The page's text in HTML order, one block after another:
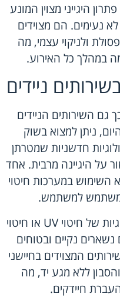
היגייני מצוין המונע
נעימים. הם מצוידים
ולניקוי עצמי, מה
במהלך כל האירוע.
ניידים
גם השירותים הניידים
ניתן למצוא בשוק
חדשניות שמטרתן
על היגיינה מרבית. אחד
השימוש במערכות חיטוי
משתמש למשתמש.
מערכות אלו משתמשות בטכנולוגיות של חיטוי UV או חיטוי
נקיים ובטוחים
המצוידים בחיישני
ללא מגע יד, מה
חיידקים.